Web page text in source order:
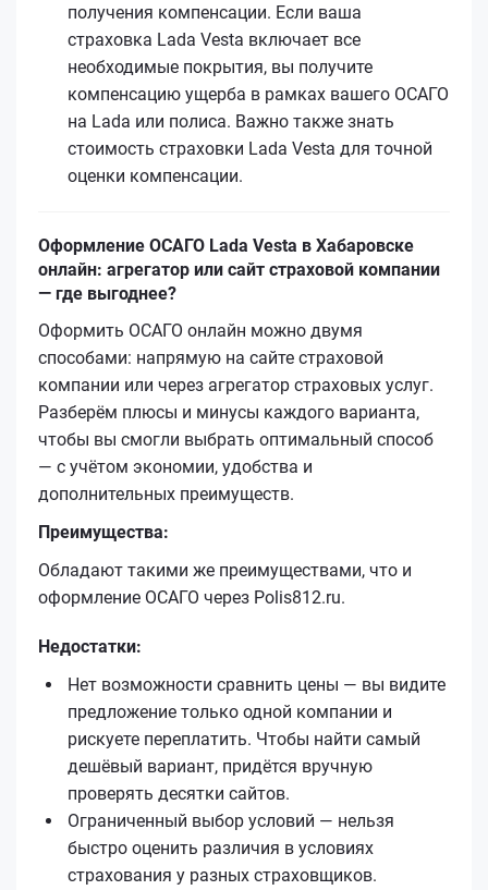
получения компенсации. Если ваша
страховка Lada Vesta включает все
необходимые покрытия, вы получите
компенсацию ущерба в рамках вашего ОСАГО
на Lada или полиса. Важно также знать
стоимость страховки Lada Vesta для точной
оценки компенсации.
Оформление ОСАГО Lada Vesta в Хабаровске
онлайн: агрегатор или сайт страховой компании
— где выгоднее?
Оформить ОСАГО онлайн можно двумя
способами: напрямую на сайте страховой
компании или через агрегатор страховых услуг.
Разберём плюсы и минусы каждого варианта,
чтобы вы смогли выбрать оптимальный способ
— с учётом экономии, удобства и
дополнительных преимуществ.
Преимущества:
Обладают такими же преимуществами, что и
оформление ОСАГО через Polis812.ru.
Недостатки:
Нет возможности сравнить цены — вы видите
предложение только одной компании и
рискуете переплатить. Чтобы найти самый
дешёвый вариант, придётся вручную
проверять десятки сайтов.
Ограниченный выбор условий — нельзя
быстро оценить различия в условиях
страхования у разных страховщиков.